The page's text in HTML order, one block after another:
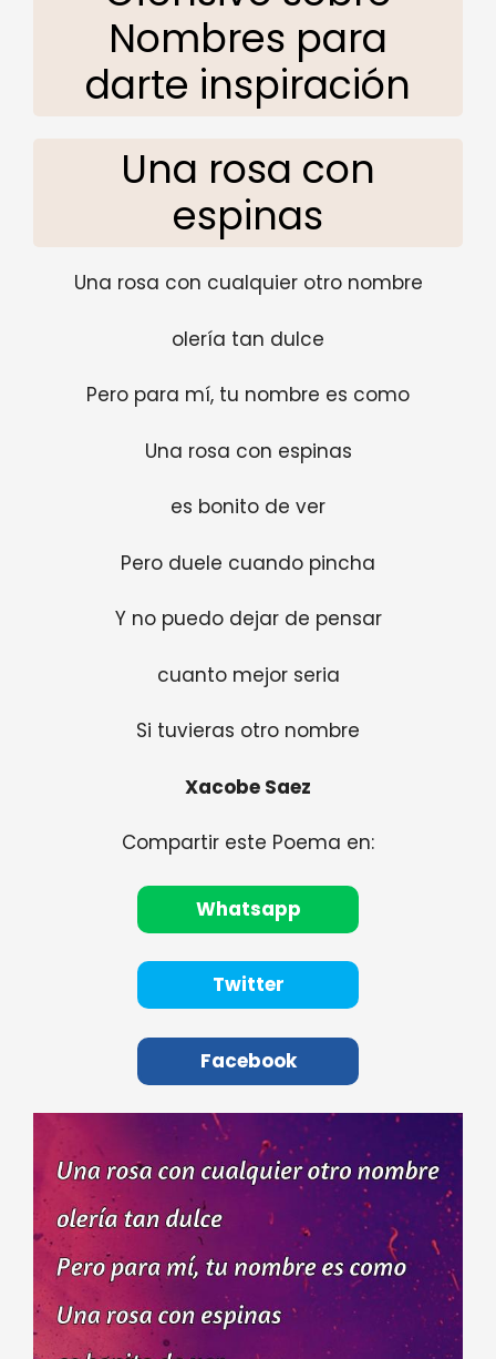
Nombres para
darte inspiración
Una rosa con
espinas
Una rosa con cualquier otro nombre
olería tan dulce
Pero para mí, tu nombre es como
Una rosa con espinas
es bonito de ver
Pero duele cuando pincha
Y no puedo dejar de pensar
cuanto mejor seria
Si tuvieras otro nombre
Xacobe Saez
Compartir este Poema en:
Whatsapp
Twitter
Facebook